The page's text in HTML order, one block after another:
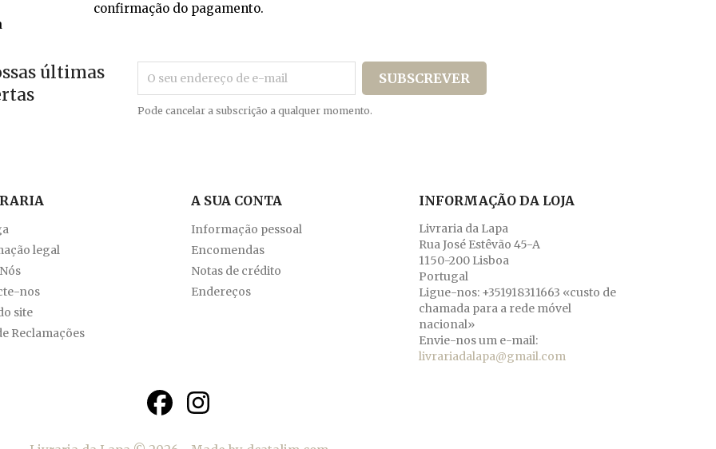
confirmação do pagamento.
últimas
Pode cancelar a subscrição a qualquer momento.
legal
nos
site
Reclamações
A SUA CONTA
Informação pessoal
Encomendas
Notas de crédito
Endereços
INFORMAÇÃO DA LOJA
Livraria da Lapa
Rua José Estêvão 45-A
1150-200 Lisboa
Portugal
Ligue-nos: +351918311663 «custo de
chamada para a rede móvel
nacional»
Envie-nos um e-mail:
livrariadalapa@gmail.com